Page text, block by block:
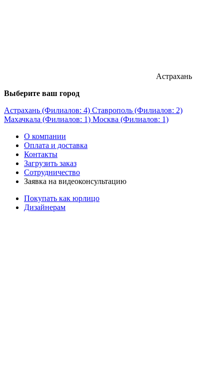
Астрахань
Выберите ваш город
Астрахань (Филиалов: 4) Ставрополь (Филиалов: 2)
Махачкала (Филиалов: 1) Москва (Филиалов: 1)
О компании
Оплата и доставка
Контакты
Загрузить заказ
Сотрудничество
Заявка на видеоконсультацию
Покупать как юрлицо
Дизайнерам